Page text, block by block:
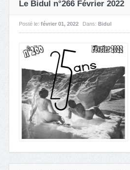
Le Bidul n°266 Février 2022
Posté le: février 01, 2022 Dans: Bidul